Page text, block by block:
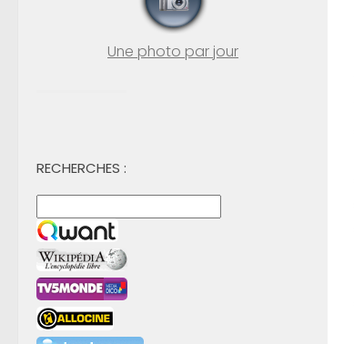
Une photo par jour
RECHERCHES :